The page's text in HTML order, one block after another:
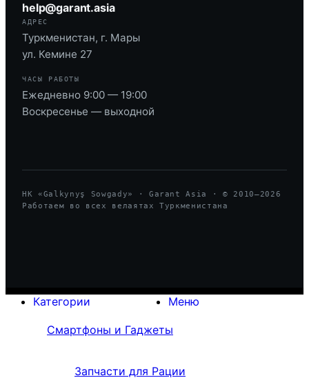
help@garant.asia
АДРЕС
Туркменистан, г. Мары
ул. Кемине 27
ЧАСЫ РАБОТЫ
Ежедневно 9:00 — 19:00
Воскресенье — выходной
HK «Galkynyş Sowgady» · Garant Asia · © 2010—2026
Работаем во всех велаятах Туркменистана
Меню
Категории
Смартфоны и Гаджеты
Запчасти для Рации